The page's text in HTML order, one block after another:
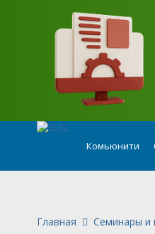
Комьюнити
Главная Семинары и